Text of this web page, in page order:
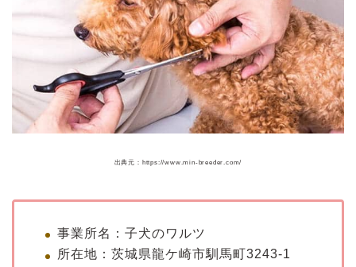
出典元：https://www.min-breeder.com/
事業所名：子犬のワルツ
所在地：茨城県龍ケ崎市馴馬町3243-1